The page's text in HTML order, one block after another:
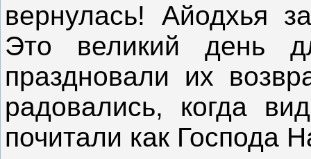
вернулась! Айодхья
Это великий день
праздновали их
радовались, когда
почитали как Господа